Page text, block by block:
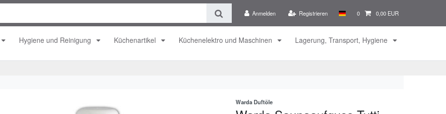
Anmelden Registrieren 0 0,00 EUR
Hygiene und Reinigung Küchenartikel Küchenelektro und Maschinen Lagerung, Transport, Hygiene
Warda Duftöle